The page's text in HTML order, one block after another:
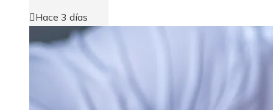
Hace 3 días